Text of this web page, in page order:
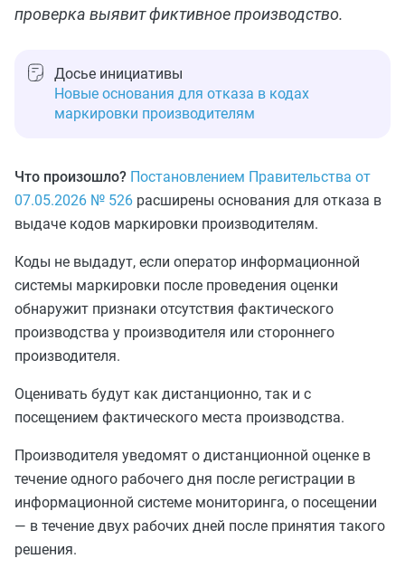
проверка выявит фиктивное производство.
Досье инициативы
Новые основания для отказа в кодах
маркировки производителям
Что произошло? Постановлением Правительства от
07.05.2026 № 526 расширены основания для отказа в
выдаче кодов маркировки производителям.
Коды не выдадут, если оператор информационной
системы маркировки после проведения оценки
обнаружит признаки отсутствия фактического
производства у производителя или стороннего
производителя.
Оценивать будут как дистанционно, так и с
посещением фактического места производства.
Производителя уведомят о дистанционной оценке в
течение одного рабочего дня после регистрации в
информационной системе мониторинга, о посещении
— в течение двух рабочих дней после принятия такого
решения.